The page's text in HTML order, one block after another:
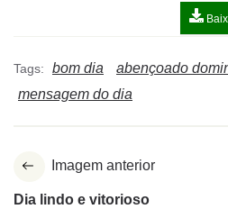
Tags: bom dia abençoado
mensagem do dia
Imagem anterior
Dia lindo e vitorioso